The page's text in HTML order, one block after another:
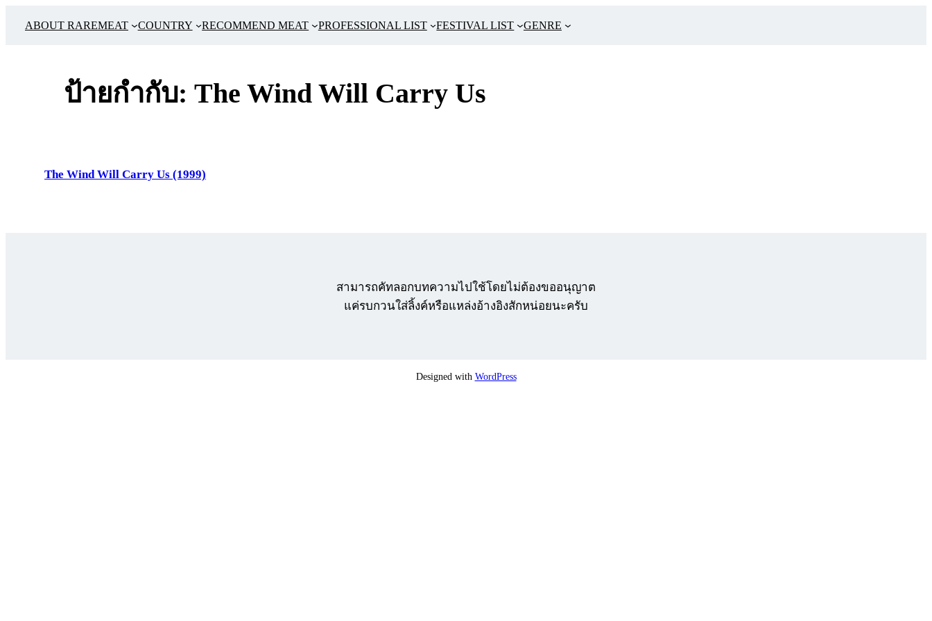
ABOUT RAREMEAT COUNTRY RECOMMEND MEAT PROFESSIONAL LIST FESTIVAL LIST GENRE
ป้ายกำกับ: The Wind Will Carry Us
The Wind Will Carry Us (1999)
สามารถคัทลอกบทความไปใช้โดยไม่ต้องขออนุญาต
แค่รบกวนใส่ลิ้งค์หรือแหล่งอ้างอิงสักหน่อยนะครับ
Designed with WordPress